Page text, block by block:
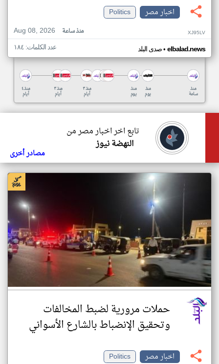
اخبار مصر
Politics
Aug 08, 2026
منذ ساعة XJ95LV
صدى البلد• elbalad.news عدد الكلمات: ١٨٤
منذ ٤
أيام
منذ ٣
أيام
منذ ٣
أيام
منذ
يوم
منذ
يوم
منذ
ساعة
تابع اخر اخبار مصر من
النهضة نيوز
مصادر أخرى
حملات مرورية لضبط المخالفات
وتحقيق الإنضباط بالشارع الأسواني
اخبار مصر
Politics